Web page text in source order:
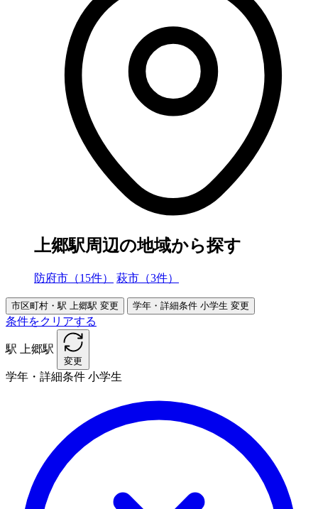
上郷駅周辺の地域から探す
防府市（15件） 萩市（3件）
市区町村・駅 上郷駅 変更 学年・詳細条件 小学生 変更
条件をクリアする
駅 上郷駅
変更
学年・詳細条件 小学生